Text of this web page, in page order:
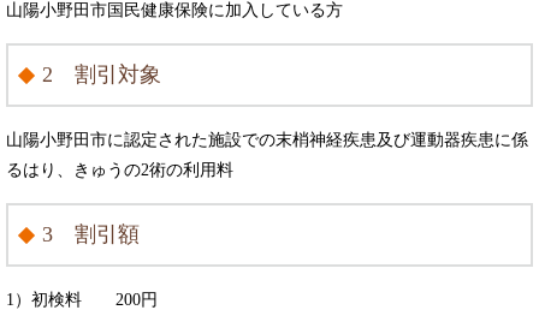
山陽小野田市国民健康保険に加入している方
2 割引対象
山陽小野田市に認定された施設での末梢神経疾患及び運動器疾患に係
るはり、きゅうの2術の利用料
3 割引額
1）初検料 200円